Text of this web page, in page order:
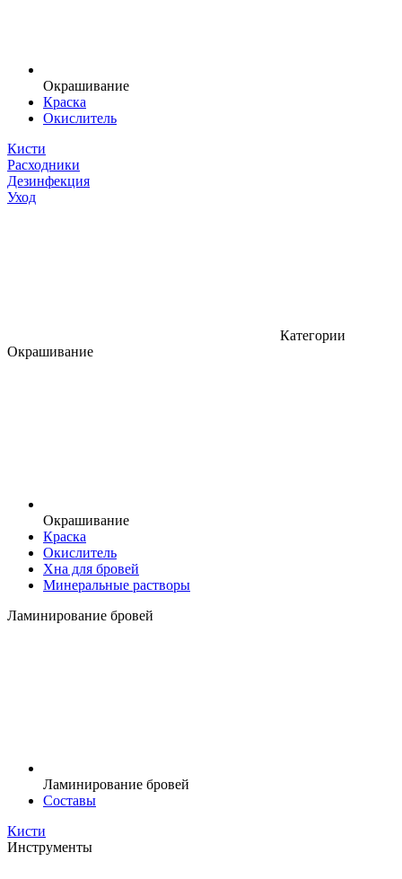
Окрашивание
Краска
Окислитель
Кисти
Расходники
Дезинфекция
Уход
Категории
Окрашивание
Окрашивание
Краска
Окислитель
Хна для бровей
Минеральные растворы
Ламинирование бровей
Ламинирование бровей
Составы
Кисти
Инструменты